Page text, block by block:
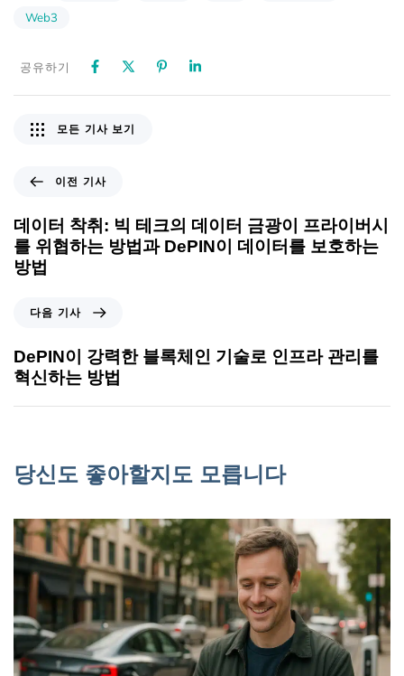
Web3
공유하기
이전 기사
데이터 착취: 빅 테크의 데이터 금광이 프라이버시
를 위협하는 방법과 DePIN이 데이터를 보호하는
방법
모든 기사 보기
다음 기사
DePIN이 강력한 블록체인 기술로 인프라 관리를
혁신하는 방법
당신도 좋아할지도 모릅니다